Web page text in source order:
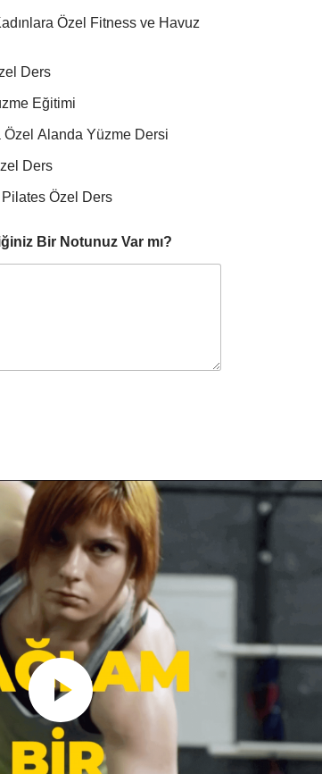
Özel Fitness ve Havuz
Ders
Eğitimi
Özel Alanda Yüzme Dersi
Ders
Özel Ders
Bir Notunuz Var mı?